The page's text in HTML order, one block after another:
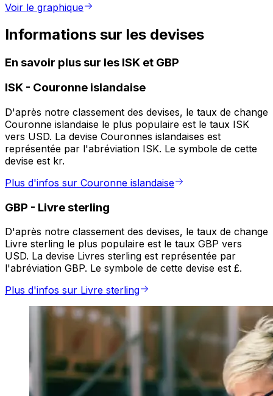
Voir le graphique
Informations sur les devises
En savoir plus sur les ISK et GBP
ISK - Couronne islandaise
D'après notre classement des devises, le taux de change
Couronne islandaise le plus populaire est le taux ISK
vers USD. La devise Couronnes islandaises est
représentée par l'abréviation ISK. Le symbole de cette
devise est kr.
Plus d'infos sur Couronne islandaise
GBP - Livre sterling
D'après notre classement des devises, le taux de change
Livre sterling le plus populaire est le taux GBP vers
USD. La devise Livres sterling est représentée par
l'abréviation GBP. Le symbole de cette devise est £.
Plus d'infos sur Livre sterling